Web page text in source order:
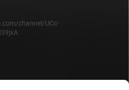
channel/UCc-